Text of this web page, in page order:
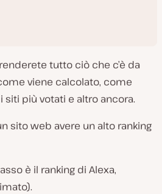
tutto ciò che c’è da
viene calcolato, come
siti più votati e altro ancora.
sito web avere un alto ranking
è il ranking di Alexa,